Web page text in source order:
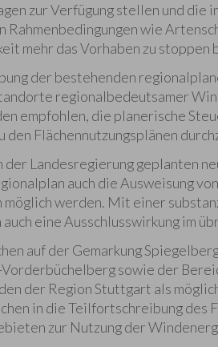
zur Verfügung stellen und
Rahmenbedingungen wie
mehr das Vorhaben zu
der bestehenden
regionalbedeutsamer
empfohlen, die planerische
den Flächennutzungsplänen
Landesregierung geplanten
auch die Ausweisung
möglich werden. Mit einer
auch eine Ausschlusswirkung im
auf der Gemarkung
sowie der
der Region Stuttgart als
in die Teilfortschreibung des
zur Nutzung der